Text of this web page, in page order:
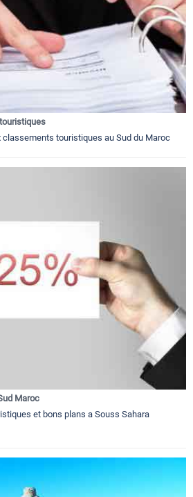
classements touristiques au Sud du Maroc
Maroc
et bons plans a Souss Sahara